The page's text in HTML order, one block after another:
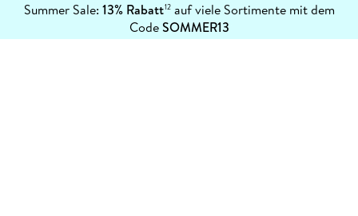
Summer Sale: 13% Rabatt12auf viele Sortimente mit dem
CodeSOMMER13
erfahren